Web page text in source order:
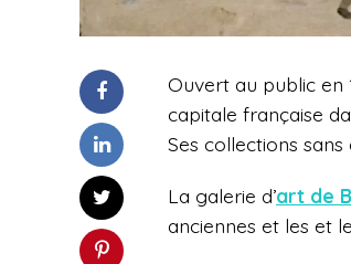
Ouvert au public en
capitale française
Ses collections
La galerie d’art de
anciennes et les et